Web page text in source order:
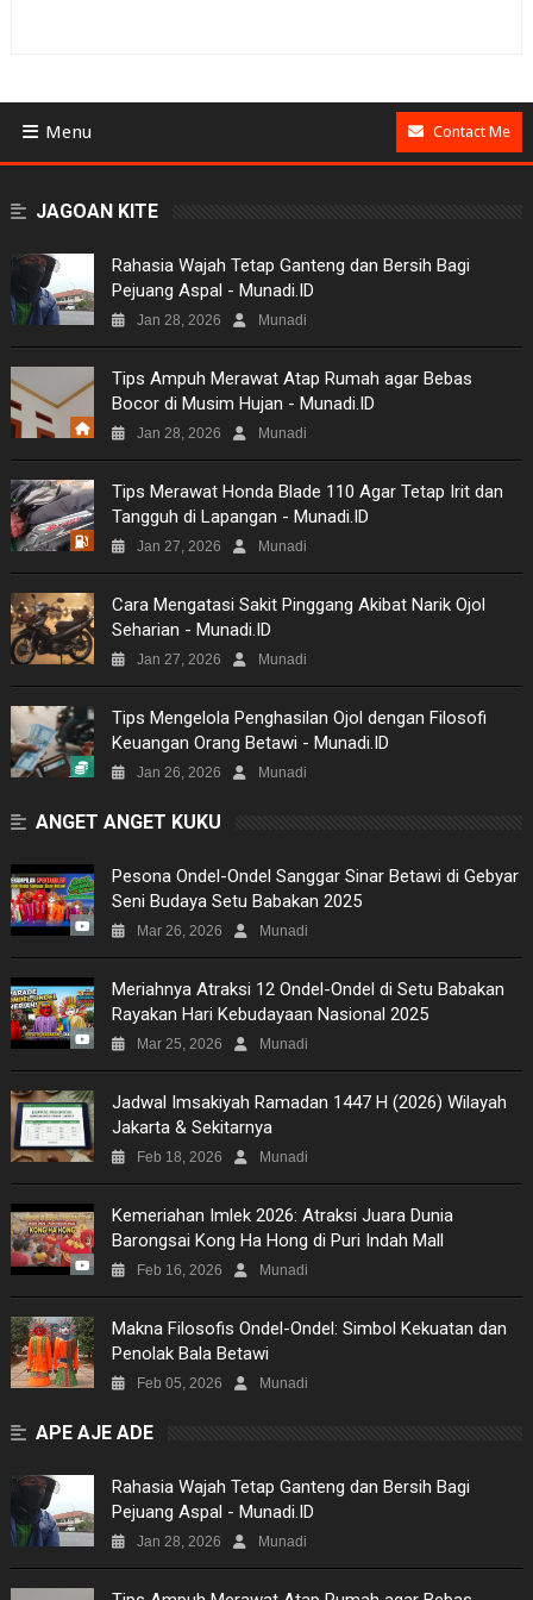
Menu
NEWS
MOVIES
MUSIC
PICTURES
SITEMAP
Contact Me
JAGOAN KITE
Rahasia Wajah Tetap Ganteng dan Bersih Bagi
Pejuang Aspal - Munadi.ID
Jan 28, 2026 Munadi
Tips Ampuh Merawat Atap Rumah agar Bebas
Bocor di Musim Hujan - Munadi.ID
Jan 28, 2026 Munadi
Tips Merawat Honda Blade 110 Agar Tetap Irit dan
Tangguh di Lapangan - Munadi.ID
Jan 27, 2026 Munadi
Cara Mengatasi Sakit Pinggang Akibat Narik Ojol
Seharian - Munadi.ID
Jan 27, 2026 Munadi
Tips Mengelola Penghasilan Ojol dengan Filosofi
Keuangan Orang Betawi - Munadi.ID
Jan 26, 2026 Munadi
ANGET ANGET KUKU
Pesona Ondel-Ondel Sanggar Sinar Betawi di Gebyar
Seni Budaya Setu Babakan 2025
Mar 26, 2026 Munadi
Meriahnya Atraksi 12 Ondel-Ondel di Setu Babakan
Rayakan Hari Kebudayaan Nasional 2025
Mar 25, 2026 Munadi
Jadwal Imsakiyah Ramadan 1447 H (2026) Wilayah
Jakarta & Sekitarnya
Feb 18, 2026 Munadi
Kemeriahan Imlek 2026: Atraksi Juara Dunia
Barongsai Kong Ha Hong di Puri Indah Mall
Feb 16, 2026 Munadi
Makna Filosofis Ondel-Ondel: Simbol Kekuatan dan
Penolak Bala Betawi
Feb 05, 2026 Munadi
APE AJE ADE
Rahasia Wajah Tetap Ganteng dan Bersih Bagi
Pejuang Aspal - Munadi.ID
Jan 28, 2026 Munadi